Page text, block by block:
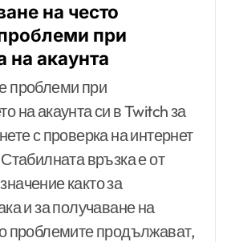
на често
при
на акаунта
проблеми при
на акаунта си в Twitch за
с проверка на интернет
връзка е от
както за
и за получаване на
проблемите продължават,